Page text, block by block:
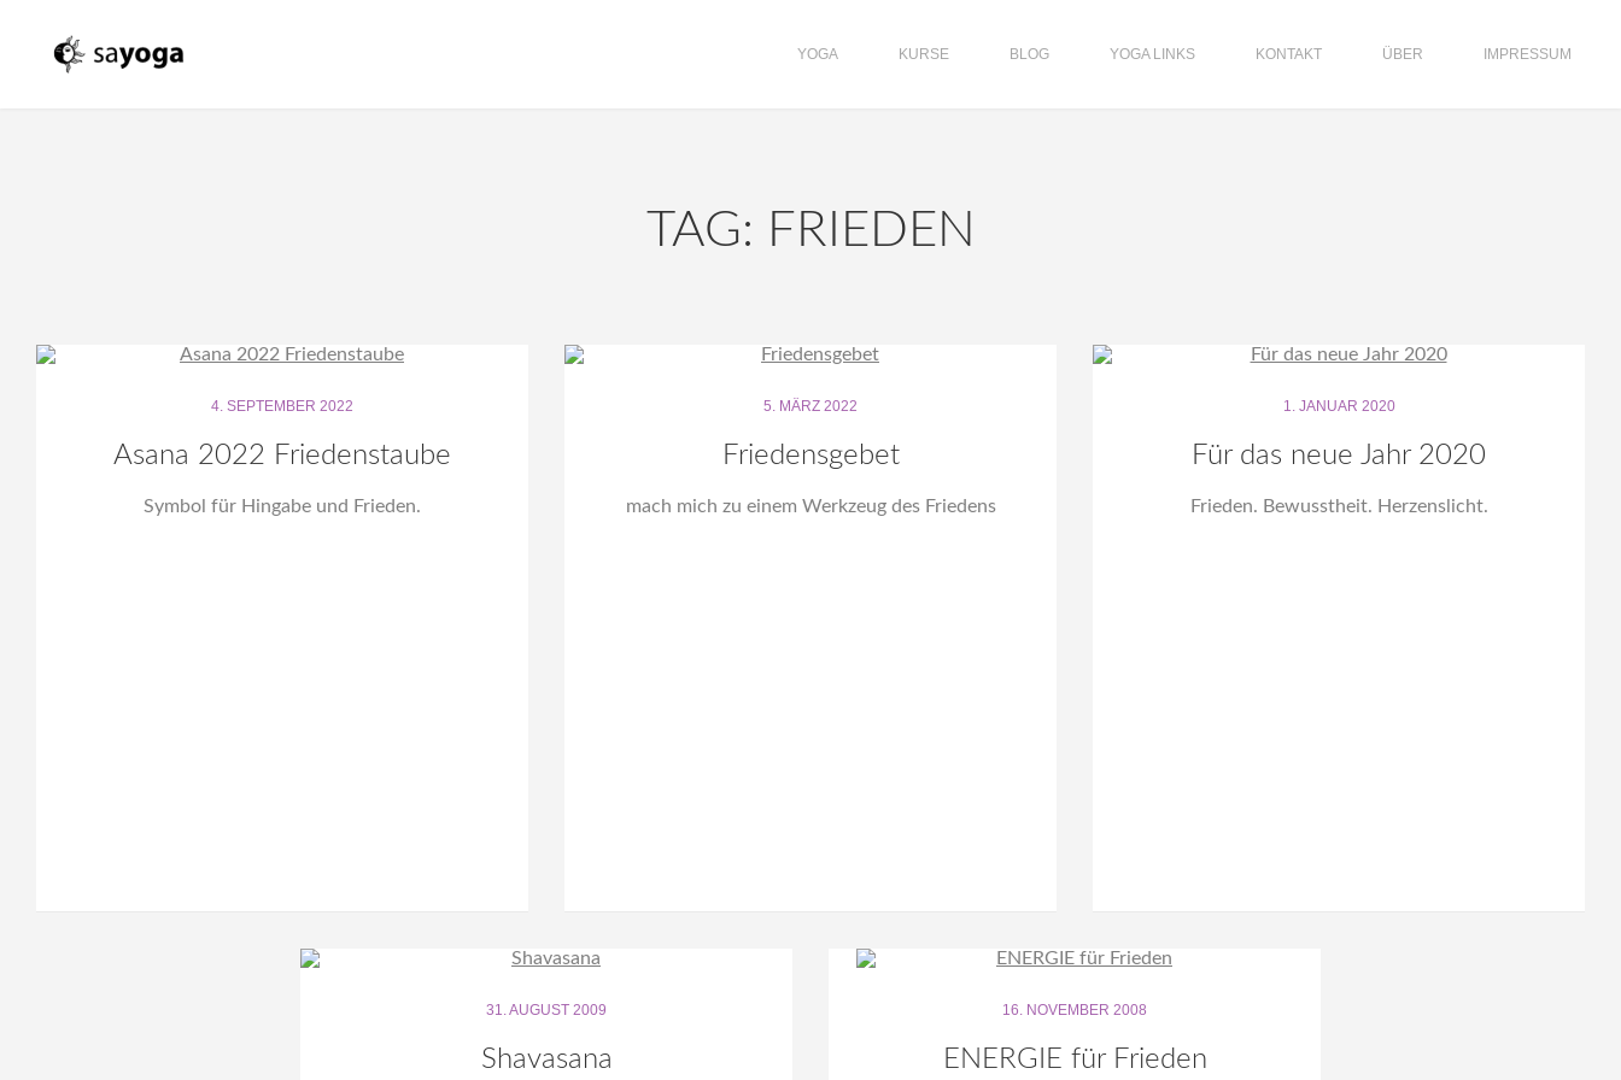
YOGA KURSE BLOG YOGA LINKS KONTAKT ÜBER IMPRESSUM
TAG: FRIEDEN
4. SEPTEMBER 2022
Asana 2022 Friedenstaube
Symbol für Hingabe und Frieden.
5. MÄRZ 2022
Friedensgebet
mach mich zu einem Werkzeug des Friedens
1. JANUAR 2020
Für das neue Jahr 2020
Frieden. Bewusstheit. Herzenslicht.
31. AUGUST 2009
Shavasana
16. NOVEMBER 2008
ENERGIE für Frieden